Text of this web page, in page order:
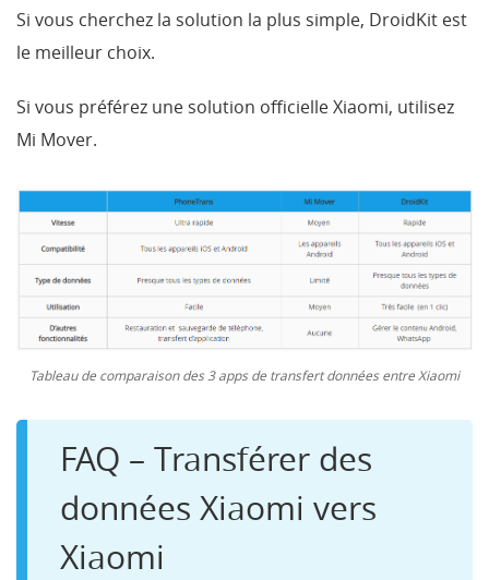
Si vous cherchez la solution la plus simple, DroidKit est
le meilleur choix.
Si vous préférez une solution officielle Xiaomi, utilisez
Mi Mover.
Tableau de comparaison des 3 apps de transfert données entre Xiaomi
FAQ – Transférer des
données Xiaomi vers
Xiaomi